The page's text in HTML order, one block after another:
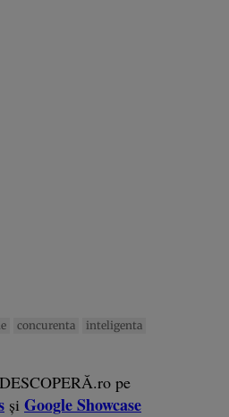
concurenta inteligenta
pe
și Google Showcase